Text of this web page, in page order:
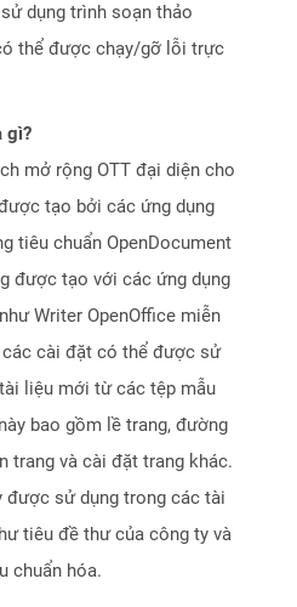
dụng trình soạn thảo
thể được chạy/gỡ lỗi trực
gì?
mở rộng OTT đại diện cho
tạo bởi các ứng dụng
tiêu chuẩn OpenDocument
được tạo với các ứng dụng
Writer OpenOffice miễn
cài đặt có thể được sử
liệu mới từ các tệp mẫu
bao gồm lề trang, đường
trang và cài đặt trang khác.
được sử dụng trong các tài
tiêu đề thư của công ty và
chuẩn hóa.